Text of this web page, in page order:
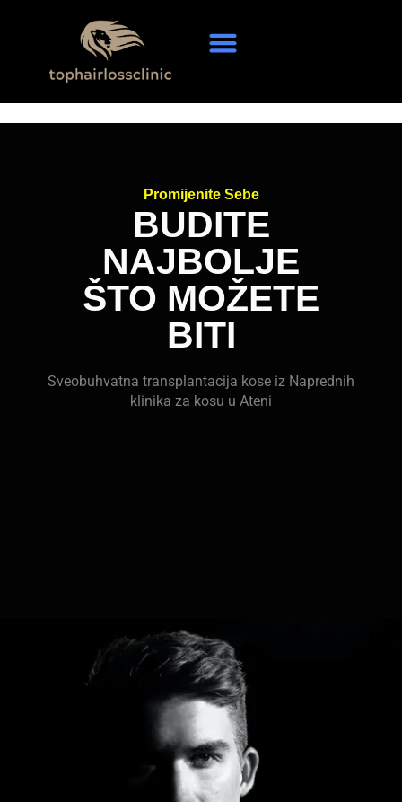
Promijenite Sebe
BUDITE
NAJBOLJE
ŠTO MOŽETE
BITI
Sveobuhvatna transplantacija kose iz Naprednih
klinika za kosu u Ateni